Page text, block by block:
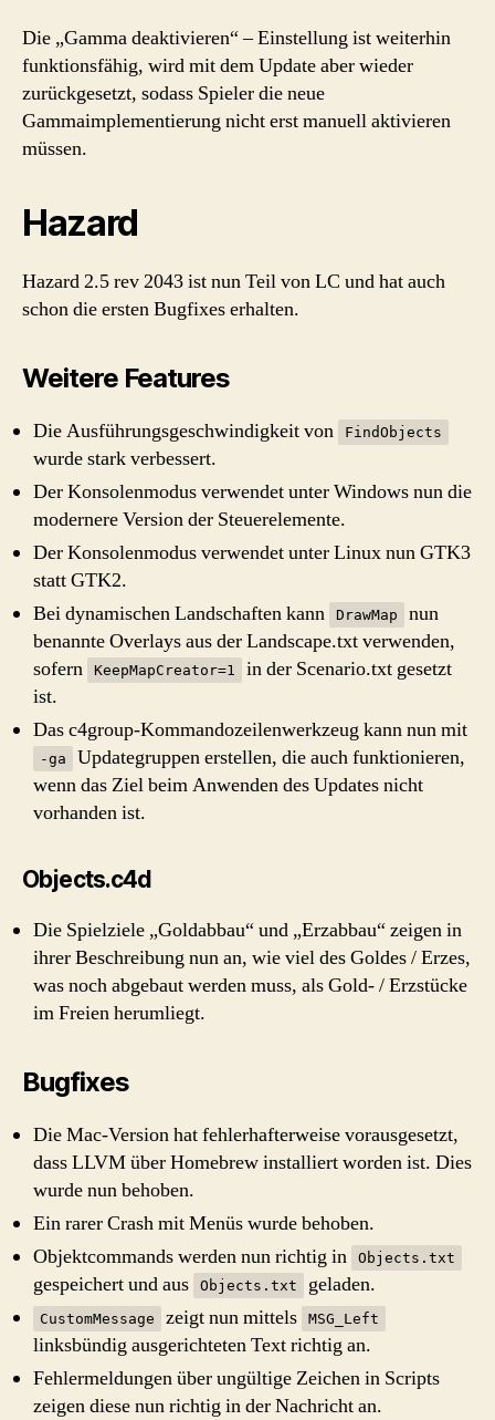
Die „Gamma deaktivieren“ – Einstellung ist weiterhin
funktionsfähig, wird mit dem Update aber wieder
zurückgesetzt, sodass Spieler die neue
Gammaimplementierung nicht erst manuell aktivieren
müssen.
Hazard
Hazard 2.5 rev 2043 ist nun Teil von LC und hat auch
schon die ersten Bugfixes erhalten.
Weitere Features
Die Ausführungsgeschwindigkeit von FindObjects
wurde stark verbessert.
Der Konsolenmodus verwendet unter Windows nun die
modernere Version der Steuerelemente.
Der Konsolenmodus verwendet unter Linux nun GTK3
statt GTK2.
Bei dynamischen Landschaften kann
DrawMap
nun
benannte Overlays aus der Landscape.txt verwenden,
sofern
KeepMapCreator=1
in der Scenario.txt gesetzt
ist.
Das c4group-Kommandozeilenwerkzeug kann nun mit
-ga
Updategruppen erstellen, die auch funktionieren,
wenn das Ziel beim Anwenden des Updates nicht
vorhanden ist.
Objects.c4d
Die Spielziele „Goldabbau“ und „Erzabbau“ zeigen in
ihrer Beschreibung nun an, wie viel des Goldes / Erzes,
was noch abgebaut werden muss, als Gold- / Erzstücke
im Freien herumliegt.
Bugfixes
Die Mac-Version hat fehlerhafterweise vorausgesetzt,
dass LLVM über Homebrew installiert worden ist. Dies
wurde nun behoben.
Ein rarer Crash mit Menüs wurde behoben.
Objektcommands werden nun richtig in
Objects.txt
gespeichert und aus Objects.txt geladen.
CustomMessage zeigt nun mittels MSG_Left
linksbündig ausgerichteten Text richtig an.
Fehlermeldungen über ungültige Zeichen in Scripts
zeigen diese nun richtig in der Nachricht an.